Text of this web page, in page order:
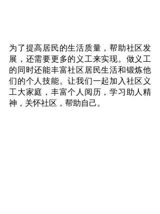
为了提高居民的生活质量，帮助社区发
展，还需要更多的义工来实现。做义工
的同时还能丰富社区居民生活和锻炼他
们的个人技能。让我们一起加入社区义
工大家庭，丰富个人阅历，学习助人精
神，关怀社区，帮助自己。